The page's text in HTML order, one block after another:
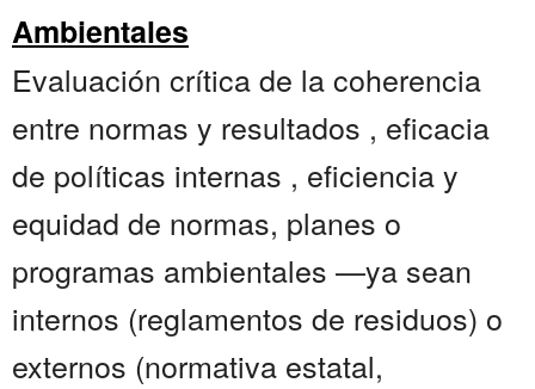
Ambientales
Evaluación crítica de la coherencia
entre normas y resultados , eficacia
de políticas internas , eficiencia y
equidad de normas, planes o
programas ambientales —ya sean
internos (reglamentos de residuos) o
externos (normativa estatal,